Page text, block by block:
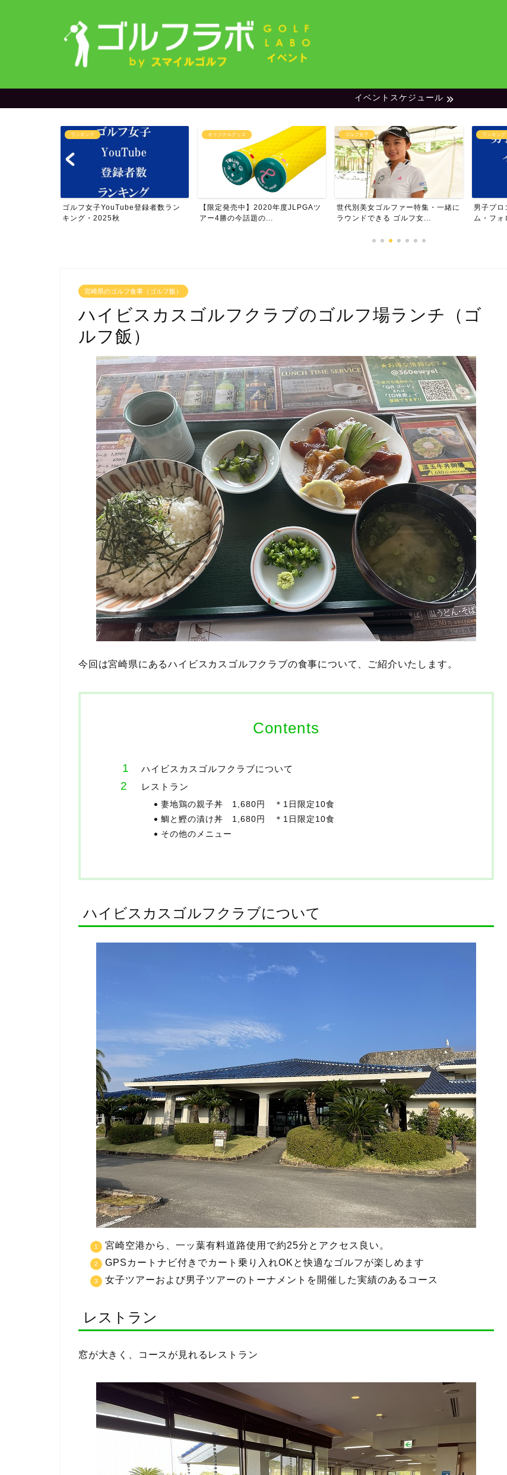
イベントスケジュール
子YouTube登録者数ラン
オリジナルグッズ
【限定発売中】2020年度JLPGAツ
アー4勝の今話題の...
ゴルフ女子
世代別美女ゴルファー特集・一緒に
ラウンドできる ゴルフ女...
ランキング
男子プロゴルファー・インスタグラ
ム・フォロワー数ランキン...
宮崎県のゴルフ食事（ゴルフ飯）
ハイビスカスゴルフクラブのゴルフ場ランチ（ゴ
ルフ飯）
今回は宮崎県にあるハイビスカスゴルフクラブの食事について、ご紹介いたします。
Contents
ハイビスカスゴルフクラブについて
レストラン
妻地鶏の親子丼 1,680円 ＊1日限定10食
鯛と鰹の漬け丼 1,680円 ＊1日限定10食
その他のメニュー
ハイビスカスゴルフクラブについて
宮崎空港から、一ッ葉有料道路使用で約25分とアクセス良い。
GPSカートナビ付きでカート乗り入れOKと快適なゴルフが楽しめます
女子ツアーおよび男子ツアーのトーナメントを開催した実績のあるコース
レストラン
窓が大きく、コースが見れるレストラン